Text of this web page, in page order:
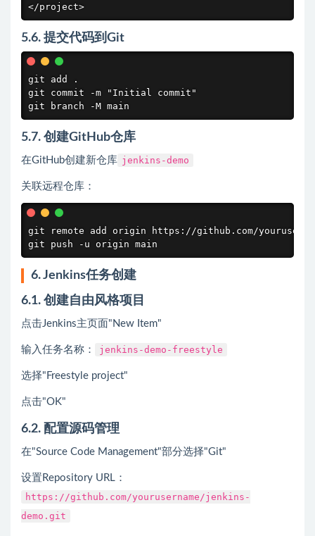
</project>
5.6. 提交代码到Git
git add .
git commit -m "Initial commit"
git branch -M main
5.7. 创建GitHub仓库
在GitHub创建新仓库 jenkins-demo
关联远程仓库：
git remote add origin https://github.com/
git push -u origin main
6. Jenkins任务创建
6.1. 创建自由风格项目
点击Jenkins主页面"New Item"
输入任务名称： jenkins-demo-freestyle
选择"Freestyle project"
点击"OK"
6.2. 配置源码管理
在"Source Code Management"部分选择"Git"
设置Repository URL：
https://github.com/yourusername/jenkins-
demo.git